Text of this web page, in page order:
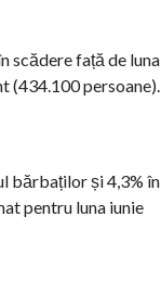
scădere față de luna
(434.100 persoane).
bărbaților și 4,3% în
pentru luna iunie